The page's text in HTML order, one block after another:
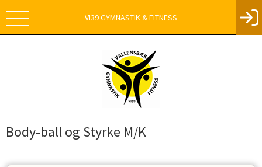
VI39 GYMNASTIK & FITNESS
Body-ball og Styrke M/K